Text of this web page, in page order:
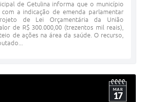
de Getulina informa que o município
a indicação de emenda parlamentar
de Lei Orçamentária da União
de R$ 300.000,00 (trezentos mil reais),
de ações na área da saúde. O recurso,
MAR
17